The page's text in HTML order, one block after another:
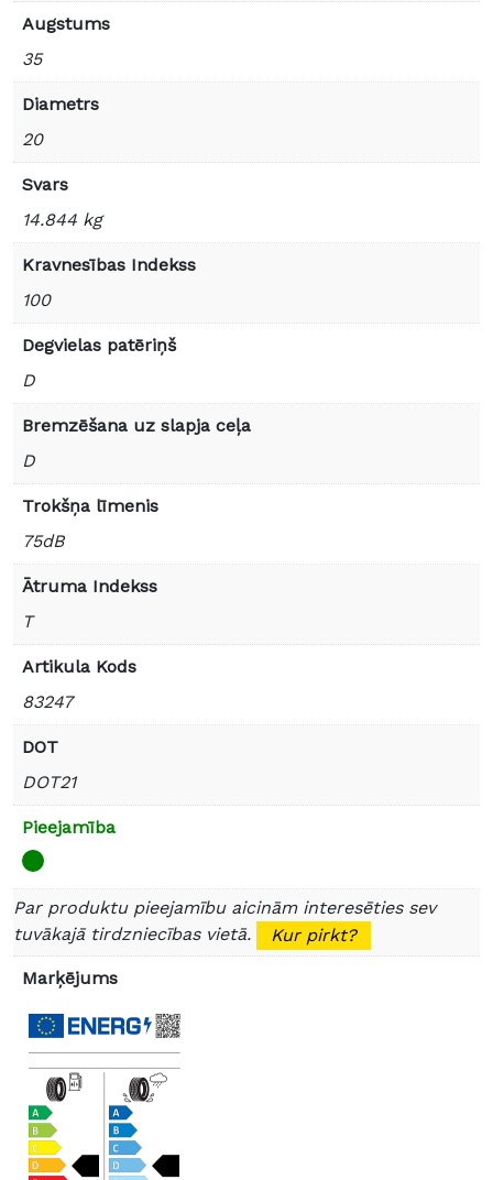
Augstums
35
Diametrs
20
Svars
14.844 kg
Kravnesības Indekss
100
Degvielas patēriņš
D
Bremzēšana uz slapja ceļa
D
Trokšņa līmenis
75dB
Ātruma Indekss
T
Artikula Kods
83247
DOT
DOT21
Pieejamība
Par produktu pieejamību aicinām interesēties sev
tuvākajā tirdzniecības vietā.
Kur pirkt?
Marķējums